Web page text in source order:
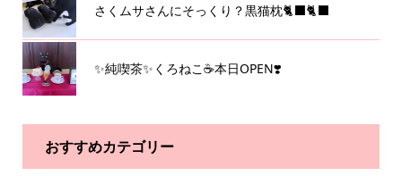
さくムサさんにそっくり？黒猫枕🐈‍⬛🐈‍⬛
✨純喫茶✨くろねこ☕️本日OPEN❣️
おすすめカテゴリー